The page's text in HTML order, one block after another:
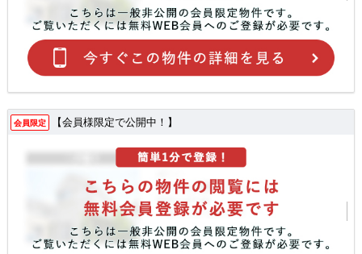
会員限定 【会員様限定で公開中！】